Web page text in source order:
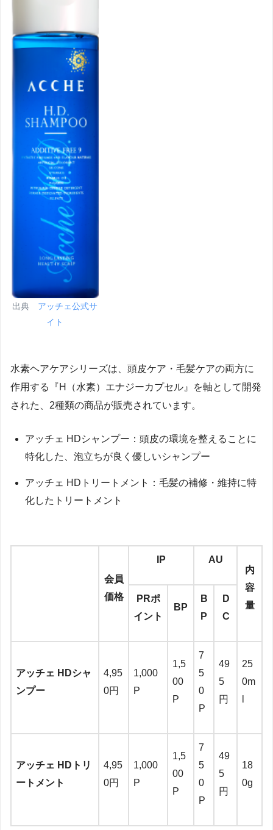
出典 アッチェ公式サ
イト
水素ヘアケアシリーズは、頭皮ケア・毛髪ケアの両方に
作用する『H（水素）エナジーカプセル』を軸として開発
された、2種類の商品が販売されています。
アッチェ HDシャンプー：頭皮の環境を整えることに
特化した、泡立ちが良く優しいシャンプー
アッチェ HDトリートメント：毛髪の補修・維持に特
化したトリートメント
会員
価格
IP
AU
内
容
量
PRポ
イント
BP
B
P
D
C
アッチェ HDシャ
ンプー
4,95
0円
1,000
P
1,5
00
P
7
5
0
P
49
5
円
25
0m
アッチェ HDトリ
ートメント
4,95
0円
1,000
P
1,5
00
P
7
5
0
P
49
5
円
18
0g